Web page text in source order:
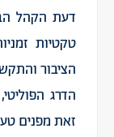
דעת הקהל
טקטיות
הציבור
הדרג
זאת מפנים